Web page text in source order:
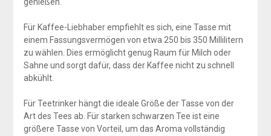
genießen.
Für Kaffee-Liebhaber empfiehlt es sich, eine Tasse mit
einem Fassungsvermögen von etwa 250 bis 350 Millilitern
zu wählen. Dies ermöglicht genug Raum für Milch oder
Sahne und sorgt dafür, dass der Kaffee nicht zu schnell
abkühlt.
Für Teetrinker hängt die ideale Größe der Tasse von der
Art des Tees ab. Für starken schwarzen Tee ist eine
größere Tasse von Vorteil, um das Aroma vollständig